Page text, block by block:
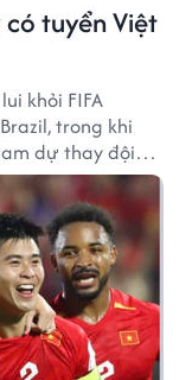
tuyển Việt
khỏi FIFA
trong khi
dự thay đội